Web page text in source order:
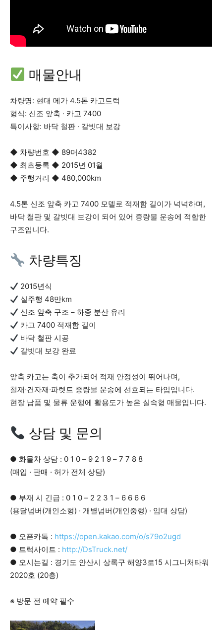
매물안내
차량명: 현대 메가 4.5톤 카고트럭
형식: 신조 앞축 · 카고 7400
특이사항: 바닥 철판 · 갈빗대 보강
◆ 차량번호 ◆ 89머4382
◆ 최초등록 ◆ 2015년 01월
◆ 주행거리 ◆ 480,000km
4.5톤 신조 앞축 카고 7400 모델로 적재함 길이가 넉넉하며,
바닥 철판 및 갈빗대 보강이 되어 있어 중량물 운송에 적합한
구조입니다.
차량특징
2015년식
실주행 48만km
신조 앞축 구조 – 하중 분산 유리
카고 7400 적재함 길이
바닥 철판 시공
갈빗대 보강 완료
앞축 카고는 축이 추가되어 적재 안정성이 뛰어나며,
철재·건자재·파렛트 중량물 운송에 선호되는 타입입니다.
현장 납품 및 물류 운행에 활용도가 높은 실속형 매물입니다.
상담 및 문의
● 화물차 상담 : 0 1 0 – 9 2 1 9 – 7 7 8 8
(매입 · 판매 · 허가 전체 상담)
● 부재 시 긴급 : 0 1 0 – 2 2 3 1 – 6 6 6 6
(용달넘버(개인소형) · 개별넘버(개인중형) · 임대 상담)
● 오픈카톡 : https://open.kakao.com/o/s79o2ugd
● 트럭사이트 : http://DsTruck.net/
● 오시는길 : 경기도 안산시 상록구 해양3로15 시그니처타워
2020호 (20층)
※ 방문 전 예약 필수